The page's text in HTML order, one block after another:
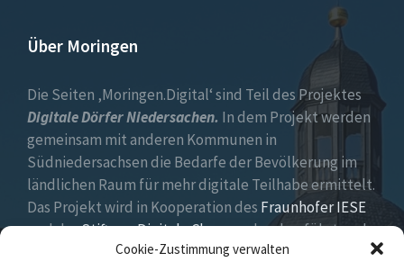
Cookie-Zustimmung verwalten
Über Moringen
Die Seiten ‚Moringen.Digital‘ sind Teil des Projektes
Digitale Dörfer Niedersachen. In dem Projekt werden
gemeinsam mit anderen Kommunen in
Südniedersachsen die Bedarfe der Bevölkerung im
ländlichen Raum für mehr digitale Teilhabe ermittelt.
Das Projekt wird in Kooperation des Fraunhofer IESE
und derStiftung Digitale Chancendurchgeführt und
Niedersächsischen Ministerium für Bundes- und